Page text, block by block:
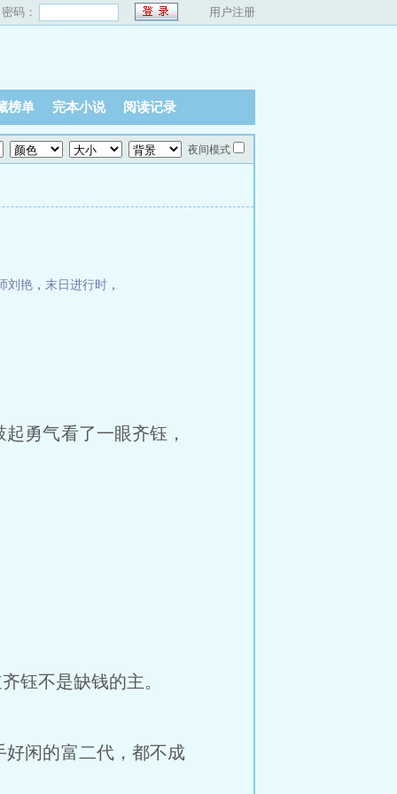
密码： 用户注册
榜单 完本小说 阅读记录
夜间模式
刘艳 ， 末日进行时 ，
勇气看了一眼齐钰，
不是缺钱的主。
闲的富二代，都不成